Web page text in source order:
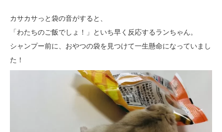
カサカサっと袋の音がすると、
「わたちのご飯でしょ！」といち早く反応するランちゃん。
シャンプー前に、おやつの袋を見つけて一生懸命になっていまし
た！